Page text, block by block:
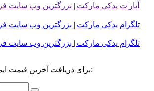
برای دریافت آخرین قیمت ایمیل خود را وارد کنید: